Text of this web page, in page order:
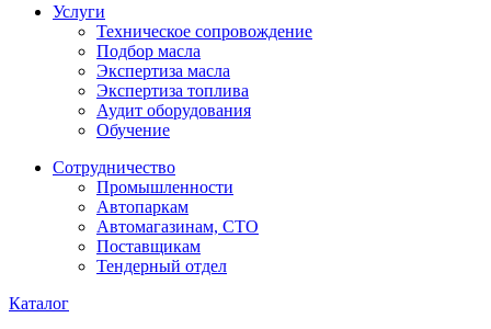
Услуги
Техническое сопровождение
Подбор масла
Экспертиза масла
Экспертиза топлива
Аудит оборудования
Обучение
Сотрудничество
Промышленности
Автопаркам
Автомагазинам, СТО
Поставщикам
Тендерный отдел
Каталог